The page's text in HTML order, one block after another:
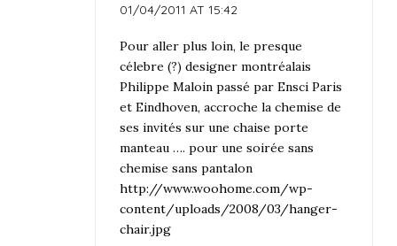
01/04/2011 AT 15:42
Pour aller plus loin, le presque
célebre (?) designer montréalais
Philippe Maloin passé par Ensci Paris
et Eindhoven, accroche la chemise de
ses invités sur une chaise porte
manteau …. pour une soirée sans
chemise sans pantalon
http://www.woohome.com/wp-
content/uploads/2008/03/hanger-
chair.jpg